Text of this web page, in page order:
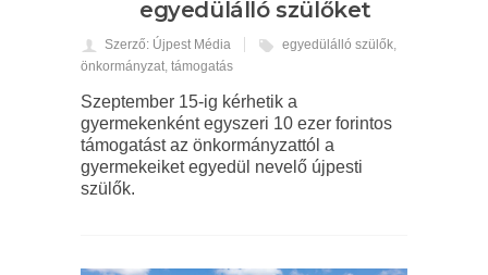
egyedülálló szülőket
Szerző: Újpest Média egyedülálló szülők,
önkormányzat, támogatás
Szeptember 15-ig kérhetik a
gyermekenként egyszeri 10 ezer forintos
támogatást az önkormányzattól a
gyermekeiket egyedül nevelő újpesti
szülők.